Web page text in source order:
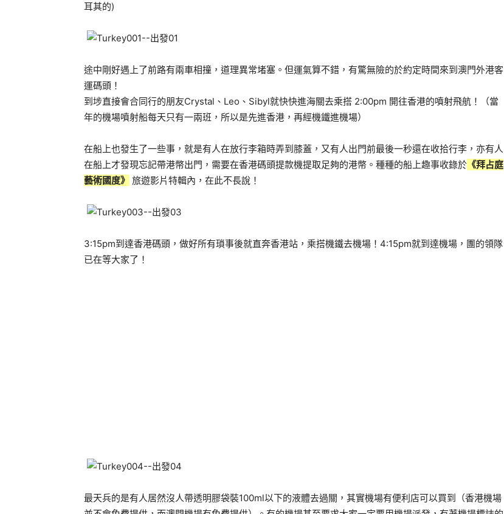
耳其的)
途中剛好遇上了前路有兩車相撞，道理異常堵塞。但運氣算不錯，有驚無險的於約定時間來到澳門外港客
運碼頭！
到埗直接會合同行的朋友Crystal、Leo、Sibyl就快快進海關去乘搭 2:00pm 開往香港的噴射飛航！（當
年的機場噴射船每天只有一兩班，所以是先進香港，再經機鐵進機場）
在船上也發生了一些事，就是有人在放行李箱時弄到膝蓋，又有人出門前最後一秒還在收拾行李，亦有人
在船上才發現忘記帶港幣出門，需要在香港碼頭提款機提取足夠的港幣。種種的船上趣事收錄於 《拜占庭
藝術國度》 旅遊影片特輯內，在此不長說！
3:15pm到達香港碼頭，做好所有瑣事後就直奔香港站，乘搭機鐵去機場！4:15pm就到達機場，團的領隊
已在等大家了！
最天兵的是有人居然沒人帶透明膠袋裝100ml以下的液體去過關，其實機場有便利店可以買到（香港機場